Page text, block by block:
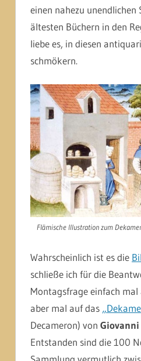
einen nahezu unendlichen
ältesten Büchern in den
liebe es, in diesen
schmökern.
Flämische Illustration zum
Wahrscheinlich ist es die
schließe ich für die
Montagsfrage einfach mal
aber mal auf das
Decameron) von Giovanni
Entstanden sind die 100